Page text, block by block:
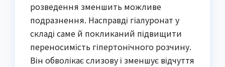
розведення зменшить можливе
подразнення. Насправді гіалуронат у
складі саме й покликаний підвищити
переносимість гіпертонічного розчину.
Він обволікає слизову і зменшує відчуття